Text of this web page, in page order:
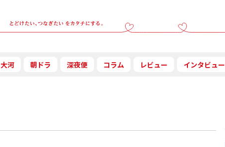
大河 朝ドラ 深夜便 コラム レビュー インタビュー